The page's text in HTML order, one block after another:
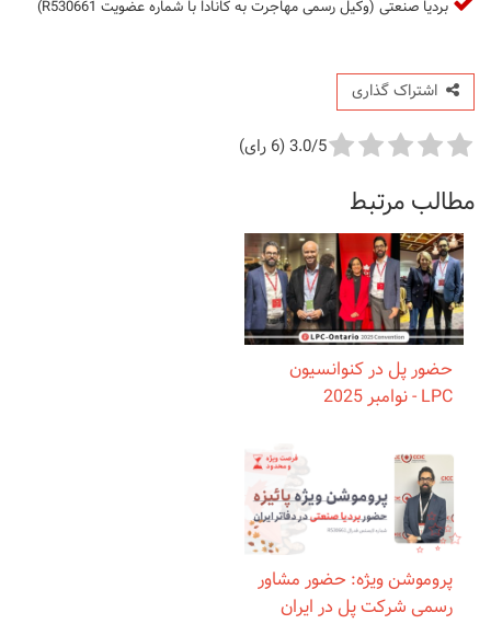
بردیا صنعتی (وکیل رسمی مهاجرت به کانادا با شماره عضویت R530661)
اشتراک گذاری
3.0/5 (6 رای)
مطالب مرتبط
حضور پل در کنوانسیون
LPC - نوامبر 2025
پروموشن ویژه: حضور مشاور
رسمی شرکت پل در ایران